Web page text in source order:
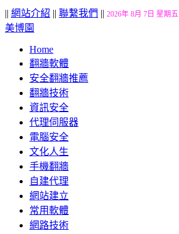
|| 網站介紹 || 聯繫我們 || 2026年 8月 7日 星期五
美博園
Home
翻牆軟體
安全翻牆推薦
翻牆技術
資訊安全
代理伺服器
電腦安全
文化人生
手機翻牆
自建代理
網站建立
常用軟體
網路技術